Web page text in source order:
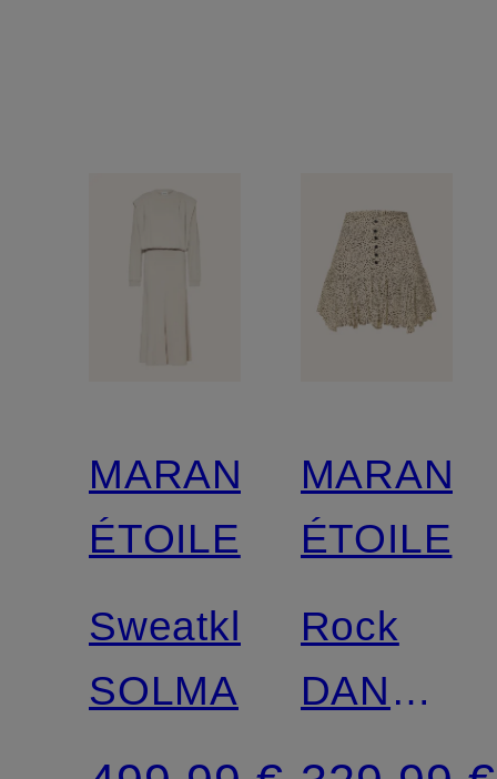
MARANT
ÉTOILE
Sweatkleid
SOLMA
MARANT
ÉTOILE
Rock
DANEEN
mit